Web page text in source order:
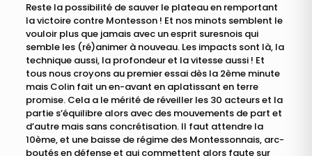
Reste la possibilité de sauver le plateau en remportant
la victoire contre Montesson ! Et nos minots semblent le
vouloir plus que jamais avec un esprit suresnois qui
semble les (ré)animer à nouveau. Les impacts sont là, la
technique aussi, la profondeur et la vitesse aussi ! Et
tous nous croyons au premier essai dès la 2ème minute
mais Colin fait un en-avant en aplatissant en terre
promise. Cela a le mérité de réveiller les 30 acteurs et la
partie s’équilibre alors avec des mouvements de part et
d’autre mais sans concrétisation. Il faut attendre la
10ème, et une baisse de régime des Montessonnais, arc-
boutés en défense et qui commettent alors faute sur